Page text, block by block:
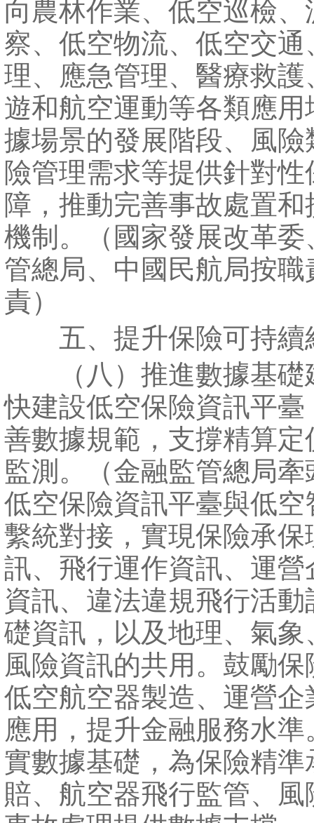
向農林作業、低空巡檢、
察、低空物流、低空交通
理、應急管理、醫療救護
遊和航空運動等各類應用
據場景的發展階段、風險
險管理需求等提供針對性
障，推動完善事故處置和
機制。（國家發展改革委
管總局、中國民航局按職
責）
五、提升保險可持續
（八）推進數據基礎
快建設低空保險資訊平臺
善數據規範，支撐精算定
監測。（金融監管總局牽
低空保險資訊平臺與低空
繫統對接，實現保險承保
訊、飛行運作資訊、運營
資訊、違法違規飛行活動
礎資訊，以及地理、氣象
風險資訊的共用。鼓勵保
低空航空器製造、運營企
應用，提升金融服務水準
實數據基礎，為保險精準
賠、航空器飛行監管、風